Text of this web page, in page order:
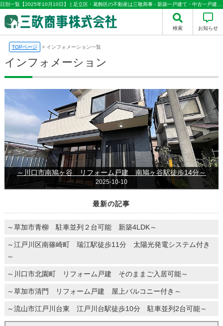
検索 お知らせ
TOPページ > インフォメーション一覧
インフォメーション
～川口市南鳩ヶ谷 リフォーム戸建 南鳩ヶ谷駅徒歩14分～
2025-10-10
最新の記事
～草加市青柳 駐車並列２台可能 新築4LDK～
～江戸川区南篠崎町 瑞江駅徒歩11分 太陽光発電システム付き
～
～川口市北園町 リフォーム戸建 そのままご入居可能～
～草加市清門 リフォーム戸建 屋上バルコニー付き～
～流山市江戸川台東 江戸川台駅徒歩10分 駐車並列2台可能～